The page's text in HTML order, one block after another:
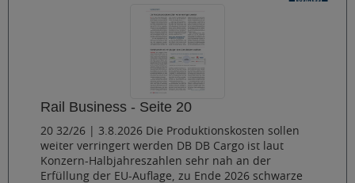
Rail Business - Seite 20
20 32/26 | 3.8.2026 Die Produktionskosten sollen
weiter verringert werden DB DB Cargo ist laut
Konzern-Halbjahreszahlen sehr nah an der
Erfüllung der EU-Auflage, zu Ende 2026 schwarze